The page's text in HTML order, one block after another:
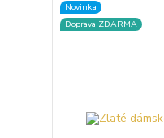
Novinka
Doprava ZDARMA